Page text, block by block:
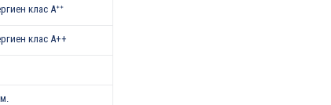
клас Aᐩᐩ
клас A++